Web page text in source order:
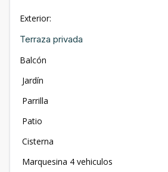
Exterior:
Terraza privada
Balcón
Jardín
Parrilla
Patio
Cisterna
Marquesina 4 vehiculos